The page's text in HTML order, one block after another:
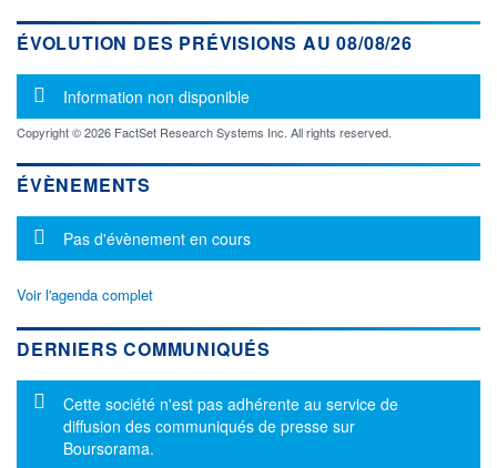
ÉVOLUTION DES PRÉVISIONS AU 08/08/26
Message d'information
Information non disponible
Copyright © 2026 FactSet Research Systems Inc. All rights reserved.
ÉVÈNEMENTS
Message d'information
Pas d'évènement en cours
Voir l'agenda complet
DERNIERS COMMUNIQUÉS
Message d'information
Cette société n'est pas adhérente au service de
diffusion des communiqués de presse sur
Boursorama.